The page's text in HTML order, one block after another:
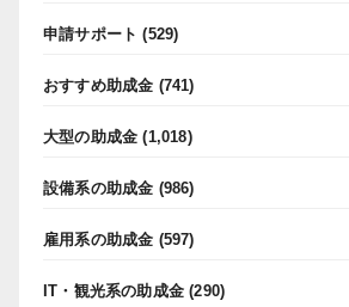
申請サポート (529)
おすすめ助成金 (741)
大型の助成金 (1,018)
設備系の助成金 (986)
雇用系の助成金 (597)
IT・観光系の助成金 (290)